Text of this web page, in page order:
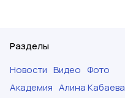
Разделы
Новости Видео Фото
Академия Алина Кабаева